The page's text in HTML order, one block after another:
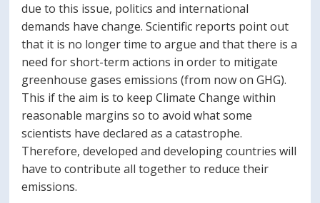
due to this issue, politics and international
demands have change. Scientific reports point out
that it is no longer time to argue and that there is a
need for short-term actions in order to mitigate
greenhouse gases emissions (from now on GHG).
This if the aim is to keep Climate Change within
reasonable margins so to avoid what some
scientists have declared as a catastrophe.
Therefore, developed and developing countries will
have to contribute all together to reduce their
emissions.